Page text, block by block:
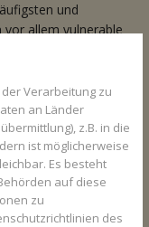
und
allem vulnerable
Kinder und
gezeigt, dass
Zahl an
Städten sind die
für den
der
in der
Verarbeitung zu
an Länder
z.B. in die
ist möglicherweise
Es besteht
auf diese
zu
des